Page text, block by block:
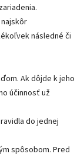
následné či
Ak dôjde k jeho
účinnosť už
do jednej
spôsobom. Pred